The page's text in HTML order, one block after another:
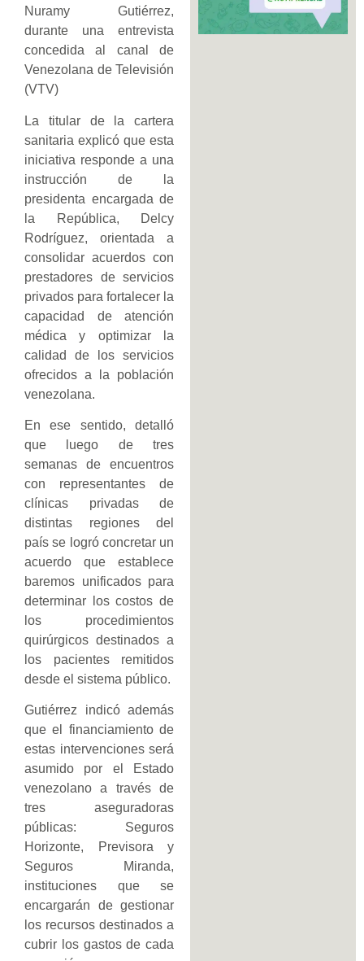
Nuramy Gutiérrez,
durante una entrevista
concedida al canal de
Venezolana de Televisión
(VTV)
La titular de la cartera
sanitaria explicó que esta
iniciativa responde a una
instrucción de la
presidenta encargada de
la República, Delcy
Rodríguez, orientada a
consolidar acuerdos con
prestadores de servicios
privados para fortalecer la
capacidad de atención
médica y optimizar la
calidad de los servicios
ofrecidos a la población
venezolana.
En ese sentido, detalló
que luego de tres
semanas de encuentros
con representantes de
clínicas privadas de
distintas regiones del
país se logró concretar un
acuerdo que establece
baremos unificados para
determinar los costos de
los procedimientos
quirúrgicos destinados a
los pacientes remitidos
desde el sistema público.
Gutiérrez indicó además
que el financiamiento de
estas intervenciones será
asumido por el Estado
venezolano a través de
tres aseguradoras
públicas: Seguros
Horizonte, Previsora y
Seguros Miranda,
instituciones que se
encargarán de gestionar
los recursos destinados a
cubrir los gastos de cada